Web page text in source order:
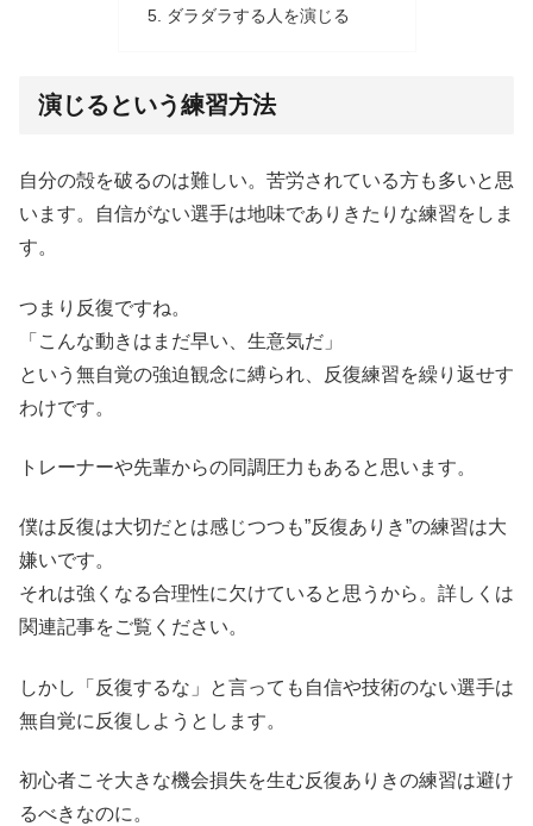
ダラダラする人を演じる
演じるという練習方法
自分の殻を破るのは難しい。苦労されている方も多いと思
います。自信がない選手は地味でありきたりな練習をしま
す。
つまり反復ですね。
「こんな動きはまだ早い、生意気だ」
という無自覚の強迫観念に縛られ、反復練習を繰り返せす
わけです。
トレーナーや先輩からの同調圧力もあると思います。
僕は反復は大切だとは感じつつも”反復ありき”の練習は大
嫌いです。
それは強くなる合理性に欠けていると思うから。詳しくは
関連記事をご覧ください。
しかし「反復するな」と言っても自信や技術のない選手は
無自覚に反復しようとします。
初心者こそ大きな機会損失を生む反復ありきの練習は避け
るべきなのに。